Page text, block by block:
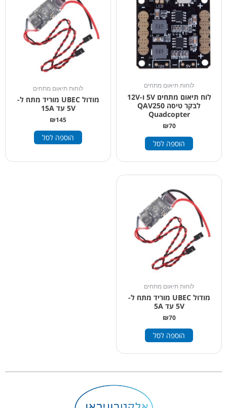
לוחות תיאום מתחים
לוח תיאום מתחים 5V ו-12V
לבקר טיסה QAV250
Quadcopter
₪70
הוספה לסל
לוחות תיאום מתחים
מודול UBEC מוריד מתח ל-
5V עד 15A
₪145
הוספה לסל
לוחות תיאום מתחים
מודול UBEC מוריד מתח ל-
5V עד 5A
₪70
הוספה לסל